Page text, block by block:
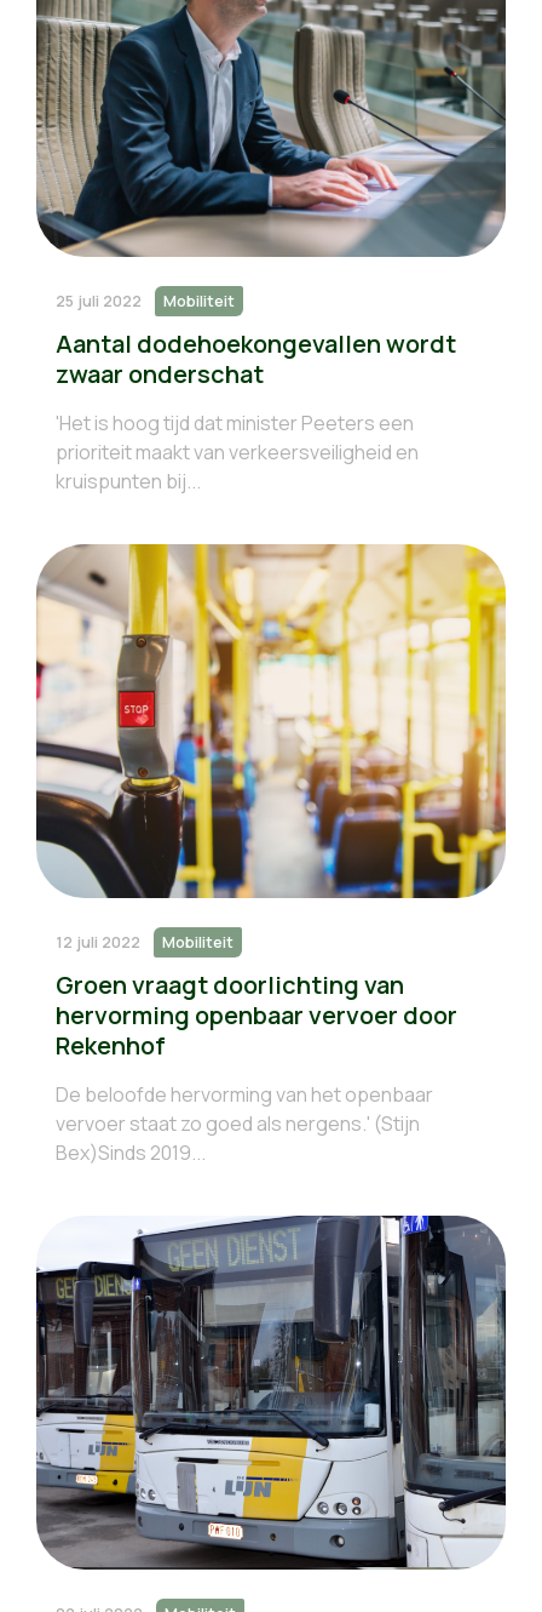
25 juli 2022 Mobiliteit
Aantal dodehoekongevallen wordt
zwaar onderschat
'Het is hoog tijd dat minister Peeters een
prioriteit maakt van verkeersveiligheid en
kruispunten bij...
12 juli 2022 Mobiliteit
Groen vraagt doorlichting van
hervorming openbaar vervoer door
Rekenhof
De beloofde hervorming van het openbaar
vervoer staat zo goed als nergens.' (Stijn
Bex)Sinds 2019...